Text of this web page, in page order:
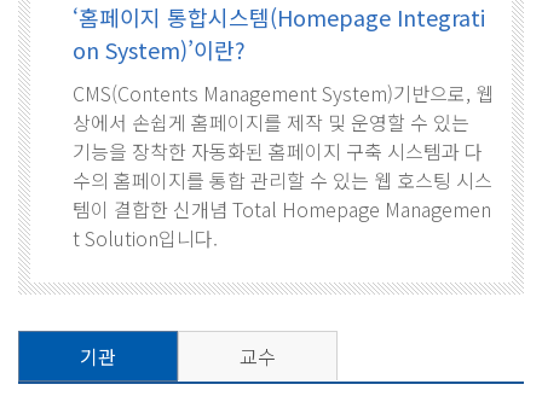
‘홈페이지 통합시스템(Homepage Integrati
on System)’이란?
CMS(Contents Management System)기반으로, 웹
상에서 손쉽게 홈페이지를 제작 및 운영할 수 있는
기능을 장착한 자동화된 홈페이지 구축 시스템과 다
수의 홈페이지를 통합 관리할 수 있는 웹 호스팅 시스
템이 결합한 신개념 Total Homepage Managemen
t Solution입니다.
기관 교수